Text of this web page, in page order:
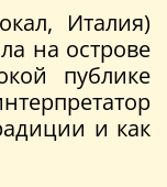
Италия)
на острове
публике
и как